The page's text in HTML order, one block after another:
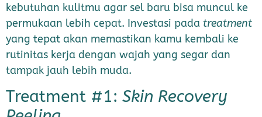
kebutuhan kulitmu agar sel baru bisa muncul ke
permukaan lebih cepat. Investasi pada treatment
yang tepat akan memastikan kamu kembali ke
rutinitas kerja dengan wajah yang segar dan
tampak jauh lebih muda.
Treatment #1: Skin Recovery